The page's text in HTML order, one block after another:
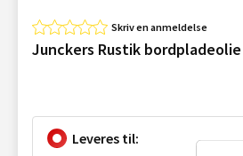
Skriv en anmeldelse
Junckers Rustik
Leveres til: